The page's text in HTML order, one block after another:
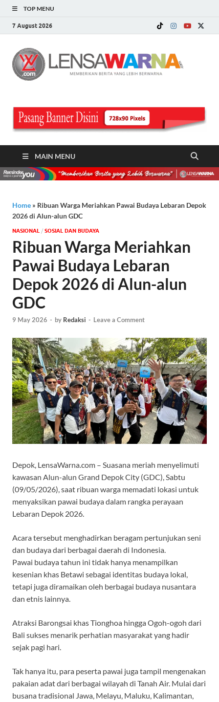
TOP MENU
7 August 2026
MAIN MENU
Home » Ribuan Warga Meriahkan Pawai Budaya Lebaran Depok
2026 di Alun-alun GDC
NASIONAL / SOSIAL DAN BUDAYA
Ribuan Warga Meriahkan
Pawai Budaya Lebaran
Depok 2026 di Alun-alun
GDC
9 May 2026 - by Redaksi - Leave a Comment
Depok, LensaWarna.com – Suasana meriah menyelimuti
kawasan Alun-alun Grand Depok City (GDC), Sabtu
(09/05/2026), saat ribuan warga memadati lokasi untuk
menyaksikan pawai budaya dalam rangka perayaan
Lebaran Depok 2026.
Acara tersebut menghadirkan beragam pertunjukan seni
dan budaya dari berbagai daerah di Indonesia.
Pawai budaya tahun ini tidak hanya menampilkan
kesenian khas Betawi sebagai identitas budaya lokal,
tetapi juga diramaikan oleh berbagai budaya nusantara
dan etnis lainnya.
Atraksi Barongsai khas Tionghoa hingga Ogoh-ogoh dari
Bali sukses menarik perhatian masyarakat yang hadir
sejak pagi hari.
Tak hanya itu, para peserta pawai juga tampil mengenakan
pakaian adat dari berbagai wilayah di Tanah Air. Mulai dari
busana tradisional Jawa, Melayu, Maluku, Kalimantan,